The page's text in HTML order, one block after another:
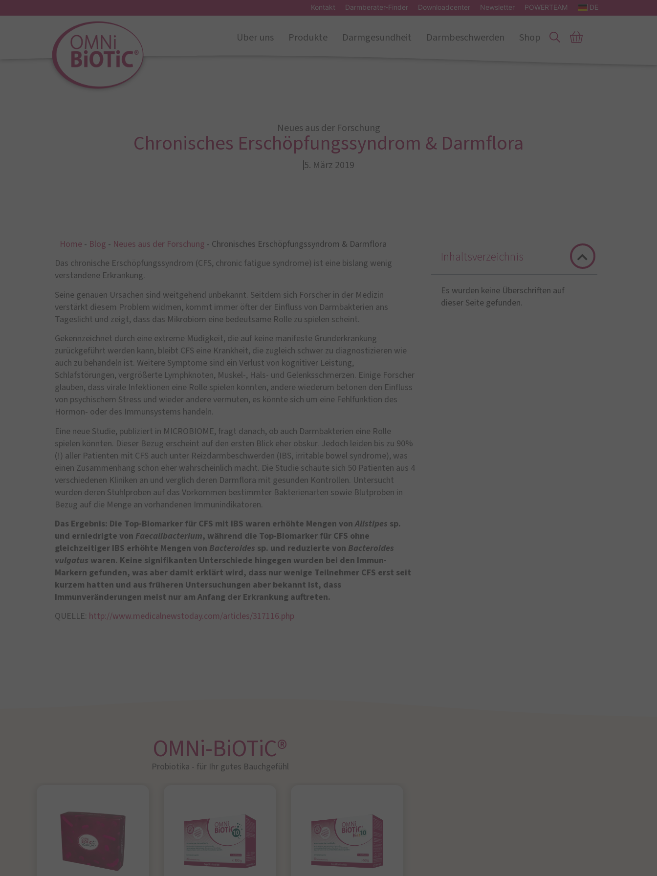
Kontakt Darmberater-Finder Downloadcenter Newsletter POWERTEAM DE
Über uns Produkte Darmgesundheit Darmbeschwerden Shop
Neues aus der Forschung
Chronisches Erschöpfungssyndrom & Darmflora
5. März 2019
Home - Blog - Neues aus der Forschung - Chronisches Erschöpfungssyndrom & Darmflora
Das chronische Erschöpfungssyndrom (CFS, chronic fatigue syndrome) ist eine bislang wenig
verstandene Erkrankung.
Seine genauen Ursachen sind weitgehend unbekannt. Seitdem sich Forscher in der Medizin
verstärkt diesem Problem widmen, kommt immer öfter der Einfluss von Darmbakterien ans
Tageslicht und zeigt, dass das Mikrobiom eine bedeutsame Rolle zu spielen scheint.
Gekennzeichnet durch eine extreme Müdigkeit, die auf keine manifeste Grunderkrankung
zurückgeführt werden kann, bleibt CFS eine Krankheit, die zugleich schwer zu diagnostizieren wie
auch zu behandeln ist. Weitere Symptome sind ein Verlust von kognitiver Leistung,
Schlafstörungen, vergrößerte Lymphknoten, Muskel-, Hals- und Gelenksschmerzen. Einige Forscher
glauben, dass virale Infektionen eine Rolle spielen könnten, andere wiederum betonen den Einfluss
von psychischem Stress und wieder andere vermuten, es könnte sich um eine Fehlfunktion des
Hormon- oder des Immunsystems handeln.
Eine neue Studie, publiziert in MICROBIOME, fragt danach, ob auch Darmbakterien eine Rolle
spielen könnten. Dieser Bezug erscheint auf den ersten Blick eher obskur. Jedoch leiden bis zu 90%
(!) aller Patienten mit CFS auch unter Reizdarmbeschwerden (IBS, irritable bowel syndrome), was
einen Zusammenhang schon eher wahrscheinlich macht. Die Studie schaute sich 50 Patienten aus 4
verschiedenen Kliniken an und verglich deren Darmflora mit gesunden Kontrollen. Untersucht
wurden deren Stuhlproben auf das Vorkommen bestimmter Bakterienarten sowie Blutproben in
Bezug auf die Menge an vorhandenen Immunindikatoren.
Das Ergebnis: Die Top-Biomarker für CFS mit IBS waren erhöhte Mengen vonAlistipes sp.
und erniedrigte von Faecalibacterium, während die Top-Biomarker für CFS ohne
gleichzeitiger IBS erhöhte Mengen von Bacteroides sp. und reduzierte von Bacteroides
vulgatus waren. Keine signifikanten Unterschiede hingegen wurden bei den Immun-
Markern gefunden, was aber damit erklärt wird, dass nur wenige Teilnehmer CFS erst seit
kurzem hatten und aus früheren Untersuchungen aber bekannt ist, dass
Immunveränderungen meist nur am Anfang der Erkrankung auftreten.
QUELLE: http://www.medicalnewstoday.com/articles/317116.php
Inhaltsverzeichnis
Es wurden keine Überschriften auf
dieser Seite gefunden.
OMNi-BiOTiC®
Probiotika - für Ihr gutes Bauchgefühl​